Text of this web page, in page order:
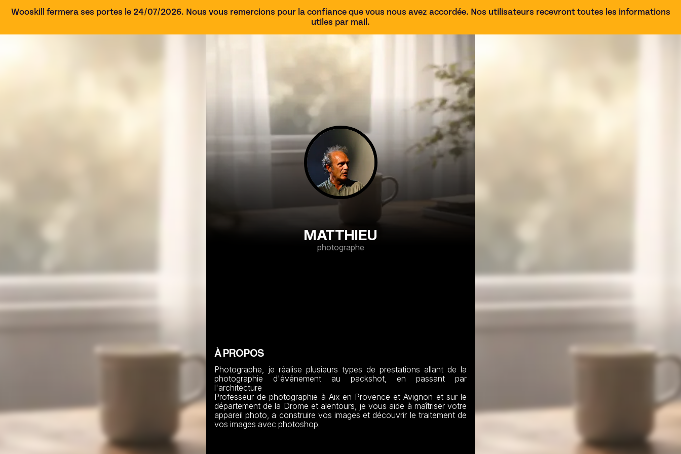
Wooskill fermera ses portes le 24/07/2026. Nous vous remercions pour la confiance que vous nous avez accordée. Nos utilisateurs recevront toutes les informations
utiles par mail.
MATTHIEU
photographe
À PROPOS
Photographe, je réalise plusieurs types de prestations allant de la
photographie d'événement au packshot, en passant par
l'architecture
Professeur de photographie à Aix en Provence et Avignon et sur le
département de la Drome et alentours, je vous aide à maîtriser votre
appareil photo, a construire vos images et découvrir le traitement de
vos images avec photoshop.